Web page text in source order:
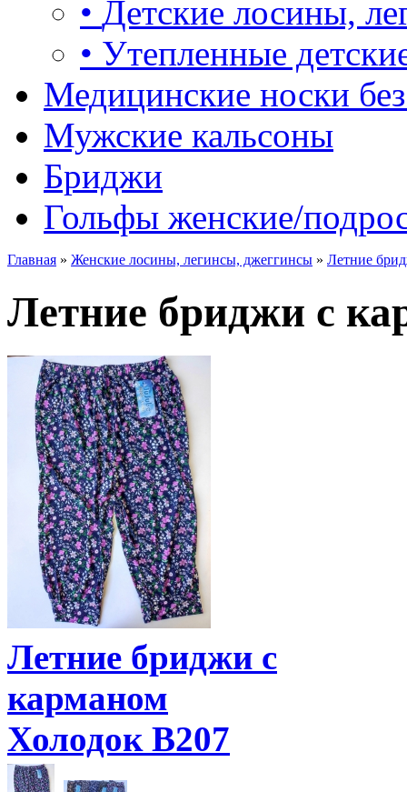
• Детские лосины,
• Утепленные
Медицинские носки
Мужские кальсоны
Бриджи
Гольфы женские/
Главная » Женские лосины, легинсы, джеггинсы » Летние
Летние бриджи с
Летние бриджи с
карманом
Холодок B207